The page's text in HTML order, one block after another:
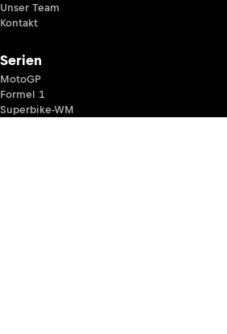
Unser Team
Kontakt
Serien
MotoGP
Formel 1
Superbike-WM